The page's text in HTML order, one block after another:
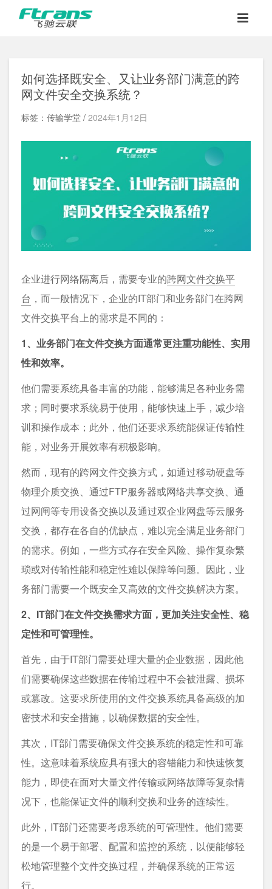
如何选择既安全、又让业务部门满意的跨
网文件安全交换系统？
标签：传输学堂 / 2024年1月12日
企业进行网络隔离后，需要专业的跨网文件交换平
台 ，而一般情况下，企业的IT部门和业务部门在跨网
文件交换平台上的需求是不同的：
1、业务部门在文件交换方面通常更注重功能性、实用
性和效率。
他们需要系统具备丰富的功能，能够满足各种业务需
求；同时要求系统易于使用，能够快速上手，减少培
训和操作成本；此外，他们还要求系统能保证传输性
能，对业务开展效率有积极影响。
然而，现有的跨网文件交换方式，如通过移动硬盘等
物理介质交换、通过FTP服务器或网络共享交换、通
过网闸等专用设备交换以及通过双企业网盘等云服务
交换，都存在各自的优缺点，难以完全满足业务部门
的需求。例如，一些方式存在安全风险、操作复杂繁
琐或对传输性能和稳定性难以保障等问题。因此，业
务部门需要一个既安全又高效的文件交换解决方案。
2、IT部门在文件交换需求方面，更加关注安全性、稳
定性和可管理性。
首先，由于IT部门需要处理大量的企业数据，因此他
们需要确保这些数据在传输过程中不会被泄露、损坏
或篡改。这要求所使用的文件交换系统具备高级的加
密技术和安全措施，以确保数据的安全性。
其次，IT部门需要确保文件交换系统的稳定性和可靠
性。这意味着系统应具有强大的容错能力和快速恢复
能力，即使在面对大量文件传输或网络故障等复杂情
况下，也能保证文件的顺利交换和业务的连续性。
此外，IT部门还需要考虑系统的可管理性。他们需要
的是一个易于部署、配置和监控的系统，以便能够轻
松地管理整个文件交换过程，并确保系统的正常运
行。